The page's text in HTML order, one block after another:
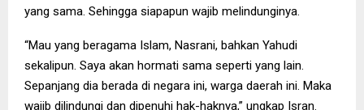
yang sama. Sehingga siapapun wajib melindunginya.
“Mau yang beragama Islam, Nasrani, bahkan Yahudi
sekalipun. Saya akan hormati sama seperti yang lain.
Sepanjang dia berada di negara ini, warga daerah ini. Maka
wajib dilindungi dan dipenuhi hak-haknya,” ungkap Isran.